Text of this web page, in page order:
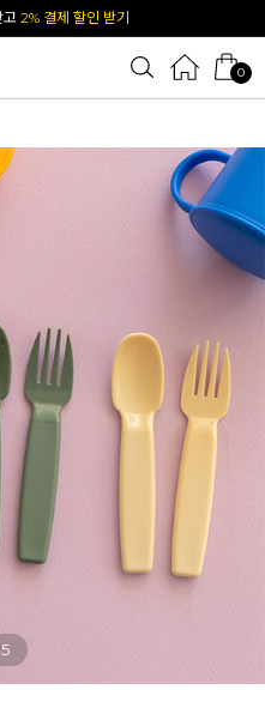
2% 결제 할인 받기
0
5